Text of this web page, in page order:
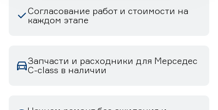
Согласование работ и стоимости на
каждом этапе
Запчасти и расходники для Мерседес
C-class в наличии